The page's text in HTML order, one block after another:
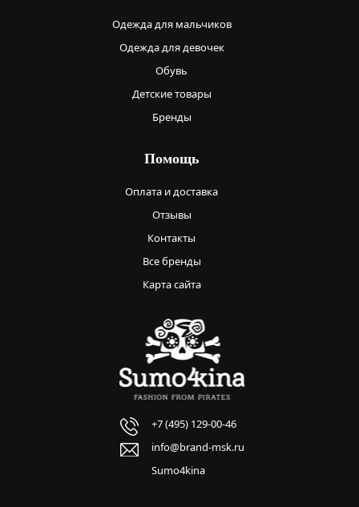
Одежда для мальчиков
Одежда для девочек
Обувь
Детские товары
Бренды
Помощь
Оплата и доставка
Отзывы
Контакты
Все бренды
Карта сайта
+7 (495) 129-00-46
info@brand-msk.ru
Sumo4kina